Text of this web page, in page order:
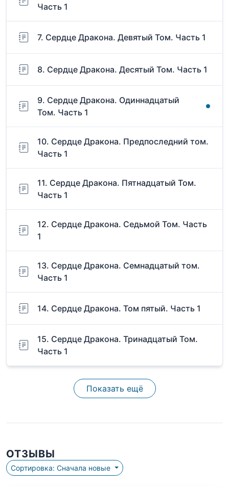
Часть 1
7. Сердце Дракона. Девятый Том. Часть 1
8. Сердце Дракона. Десятый Том. Часть 1
9. Сердце Дракона. Одиннадцатый
Том. Часть 1
10. Сердце Дракона. Предпоследний том.
Часть 1
11. Сердце Дракона. Пятнадцатый Том.
Часть 1
12. Сердце Дракона. Седьмой Том. Часть
1
13. Сердце Дракона. Семнадцатый том.
Часть 1
14. Сердце Дракона. Том пятый. Часть 1
15. Сердце Дракона. Тринадцатый Том.
Часть 1
Показать ещё
ОТЗЫВЫ
Сортировка: Сначала новые